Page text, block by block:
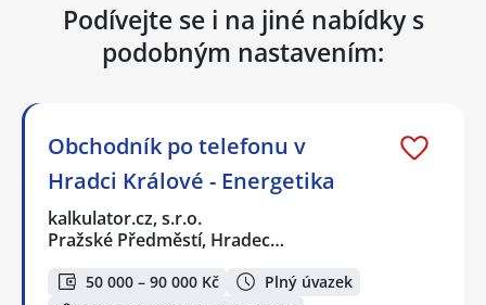
Podívejte se i na jiné nabídky s
podobným nastavením:
Obchodník po telefonu v
Hradci Králové - Energetika
kalkulator.cz, s.r.o.
Pražské Předměstí, Hradec…
50 000 – 90 000 Kč
Plný úvazek